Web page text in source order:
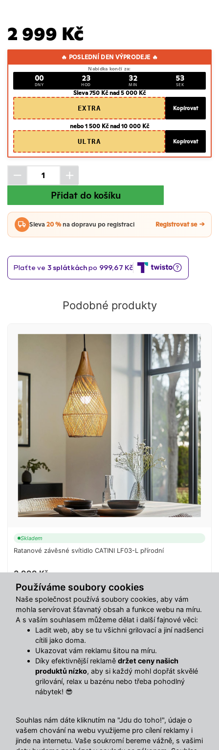
Používáme soubory cookies
Naše společnost používá soubory cookies, aby vám
mohla servírovat šťavnatý obsah a funkce webu na míru.
A s vaším souhlasem můžeme dělat i další fajnové věci:
Ladit web, aby se tu všichni grilovací a jiní nadšenci
cítili jako doma.
Ukazovat vám reklamu šitou na míru.
Díky efektivnější reklamě držet ceny našich
produktů nízko, aby si každý mohl dopřát skvělé
grilování, relax u bazénu nebo třeba pohodlný
nábytek! 😎
Souhlas nám dáte kliknutím na "Jdu do toho!", údaje o
vašem chování na webu využijeme pro cílení reklamy i
jinde na internetu. Vaše soukromí bereme vážně, s vašimi
2 999 Kč
🔥 POSLEDNÍ DEN VÝPRODEJE 🔥
Nabídka končí za:
00
DNY
23
HOD
32
MIN
52
SEK
Sleva 750 Kč nad 5 000 Kč
EXTRA
Kopírovat
nebo 1 500 Kč nad 10 000 Kč
ULTRA
Kopírovat
Přidat do košíku
Sleva20 %na dopravu po registraci Registrovat se
Podobné produkty
Skladem
Ratanové závěsné svítidlo CATINI LF03-L přírodní
3 999 Kč
Do košíku
Sdílet s přáteli
Popis
Závěsná lampa z ratanu a dřeva – přírodní elegance v
kompaktním a štíhlém provedení!
závěsnou lampou v přírodní barvě. Její harmonické
provedení z ratanu a dřeva přináší lehkost a útulnost,
která oživí moderní i rustikální prostory.